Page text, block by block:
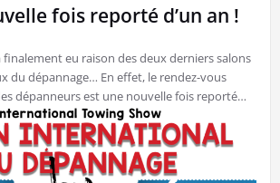
fois reporté d’un an !
finalement eu raison des deux derniers salons
du dépannage… En effet, le rendez-vous
dépanneurs est une nouvelle fois reporté…